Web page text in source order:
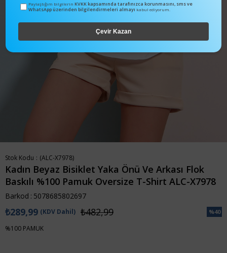
Stok Kodu (ALC-X7978)
Kadın Beyaz Bisiklet Yaka Önü Ve Arkası Flok
Baskılı %100 Pamuk Oversize T-Shirt ALC-X7978
Barkod : 5078685802697
%40
₺482,99
₺289,99 (KDV Dahil)
%100 PAMUK
Paylaştığım bilgilerin KVKK kapsamında tarafınızca korunmasını, sms ve
WhatsApp üzerinden bilgilendirmeleri almayı kabul ediyorum.
Çevir Kazan